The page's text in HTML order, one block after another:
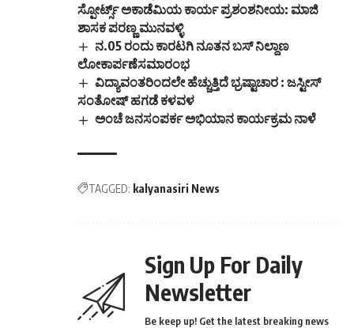
ಸ್ಪೋರ್ಟ್ಸ್ ಅಕಾಡೆಮಿಯ ಕಾರ್ಯ ಪ್ರಶಂಶನೀಯ: ಮಾಜಿ
ಶಾಸಕ ಪರಣ್ಣ ಮುನವಳ್ಳಿ
ನ.05 ರಂದು ಕಾರಟಗಿ ನೂತನ ಬಸ್ ನಿಲ್ದಾಣ
ಲೋಕಾರ್ಪಣೆಸಮಾರಂಭ
ವಿದ್ಯಾವಂತರಿಂದಲೇ ಹೆಚ್ಚುತ್ತಿದೆ ಭ್ರಷ್ಟಾಚಾರ : ಜಸ್ಟೀಸ್
ಸಂತೋಷ್ ಹಗಡೆ ಕಳವಳ
ಅಂಚೆ ಜನಸಂಪರ್ಕ ಅಭಿಯಾನ ಕಾರ್ಯಕ್ರಮ ನಾಳೆ
TAGGED: kalyanasiri News
Sign Up For Daily
Newsletter
Be keep up! Get the latest breaking news